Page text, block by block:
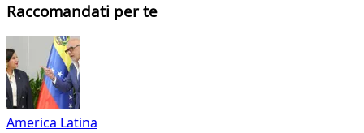
Raccomandati per te
America Latina